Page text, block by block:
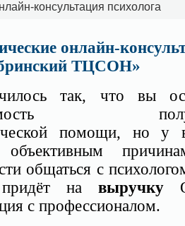
консультация психолога
онлайн-
ТЦСОН»
так, что вы
помощи, но у
объективным
общаться с
на выручку
с профессионалом.